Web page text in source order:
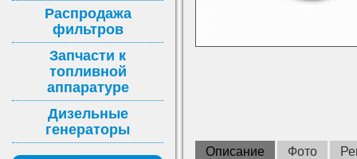
Описание Фото
Распродажа
фильтров
Запчасти к
топливной
аппаратуре
Дизельные
генераторы